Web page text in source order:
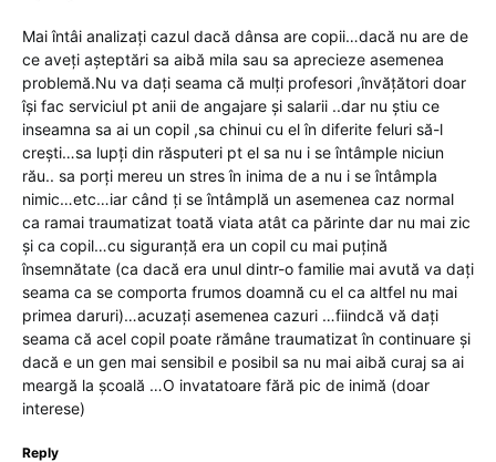
Mai întâi analizați cazul dacă dânsa are copii…dacă nu are de
ce aveți așteptări sa aibă mila sau sa aprecieze asemenea
problemă.Nu va dați seama că mulți profesori ,învățători doar
își fac serviciul pt anii de angajare și salarii ..dar nu știu ce
inseamna sa ai un copil ,sa chinui cu el în diferite feluri să-l
crești…sa lupți din răsputeri pt el sa nu i se întâmple niciun
rău.. sa porți mereu un stres în inima de a nu i se întâmpla
nimic…etc…iar când ți se întâmplă un asemenea caz normal
ca ramai traumatizat toată viata atât ca părinte dar nu mai zic
și ca copil…cu siguranță era un copil cu mai puțină
însemnătate (ca dacă era unul dintr-o familie mai avută va dați
seama ca se comporta frumos doamnă cu el ca altfel nu mai
primea daruri)…acuzați asemenea cazuri …fiindcă vă dați
seama că acel copil poate rămâne traumatizat în continuare și
dacă e un gen mai sensibil e posibil sa nu mai aibă curaj sa ai
meargă la școală …O invatatoare fără pic de inimă (doar
interese)
Reply